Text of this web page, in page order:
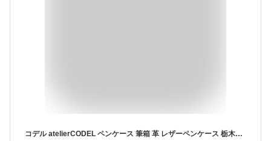
コデル atelierCODEL ペンケース 筆箱 革 レザーペンケース 栃木レザー 最高級の革の肌触り 日本製 (ブラック)